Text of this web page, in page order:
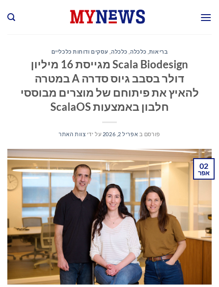
בריאות כלכלה כלכלה, עסקים ודוחות כלכליים
Scala Biodesign מגייסת 16 מיליון
דולר בסבב גיוס סדרה A במטרה
להאיץ את פיתוחם של מוצרים מבוססי
חלבון באמצעות ScalaOS
פורסם ב אפריל 2, 2026 על ידי צוות האתר
02
אפר